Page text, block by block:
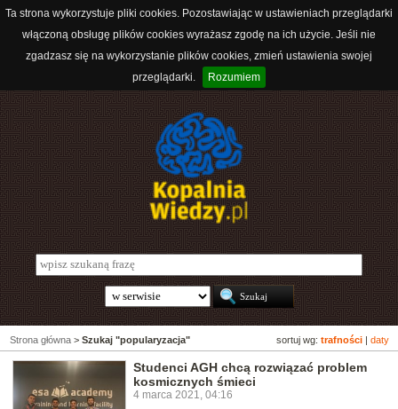
Ta strona wykorzystuje pliki cookies. Pozostawiając w ustawieniach przeglądarki
włączoną obsługę plików cookies wyrażasz zgodę na ich użycie. Jeśli nie
zgadzasz się na wykorzystanie plików cookies, zmień ustawienia swojej
przeglądarki.
Rozumiem
sortuj wg: trafności daty
Strona główna > Szukaj "popularyzacja"
Studenci AGH chcą rozwiązać problem
kosmicznych śmieci
4 marca 2021, 04:16